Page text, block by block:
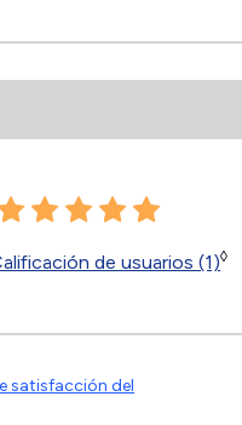
de usuarios (1)◊
satisfacción del